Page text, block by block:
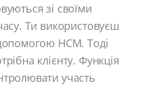
зі своїми
Ти використовуєш
HCM. Тоді
клієнту. Функція
участь